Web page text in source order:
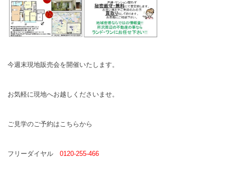
今週末現地販売会を開催いたします。
お気軽に現地へお越しくださいませ。
ご見学のご予約はこちらから
フリーダイヤル 0120-255-466